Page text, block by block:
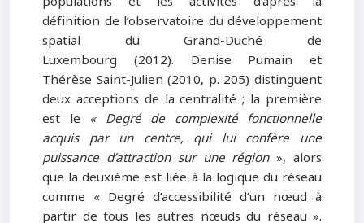
définition de l’observatoire du développement
spatial du Grand-Duché de
Luxembourg (2012). Denise Pumain et
Thérèse Saint-Julien (2010, p. 205) distinguent
deux acceptions de la centralité ; la première
est le « Degré de complexité fonctionnelle
acquis par un centre, qui lui confère une
puissance d’attraction sur une région », alors
que la deuxième est liée à la logique du réseau
comme « Degré d’accessibilité d’un nœud à
partir de tous les autres nœuds du réseau ».